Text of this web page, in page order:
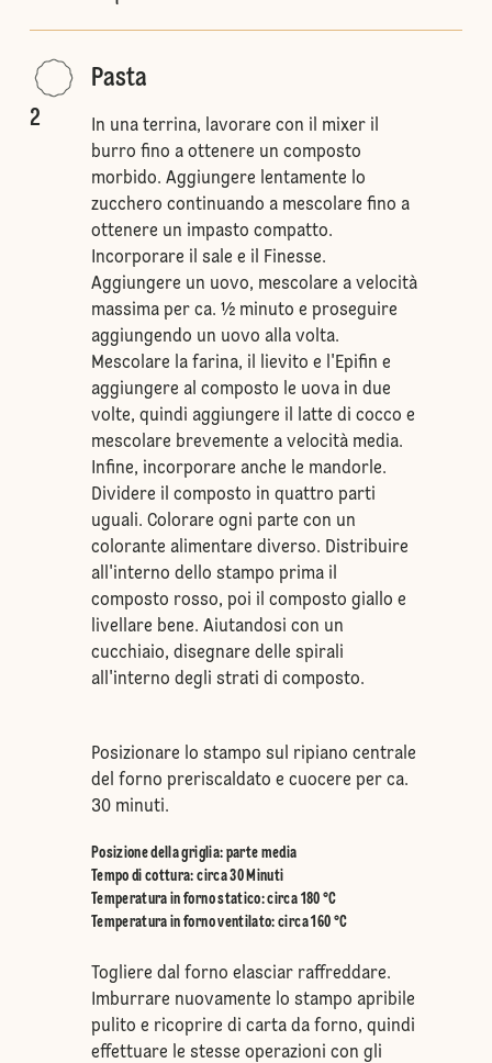
2
Pasta
In una terrina, lavorare con il mixer il
burro fino a ottenere un composto
morbido. Aggiungere lentamente lo
zucchero continuando a mescolare fino a
ottenere un impasto compatto.
Incorporare il sale e il Finesse.
Aggiungere un uovo, mescolare a velocità
massima per ca. ½ minuto e proseguire
aggiungendo un uovo alla volta.
Mescolare la farina, il lievito e l'Epifin e
aggiungere al composto le uova in due
volte, quindi aggiungere il latte di cocco e
mescolare brevemente a velocità media.
Infine, incorporare anche le mandorle.
Dividere il composto in quattro parti
uguali. Colorare ogni parte con un
colorante alimentare diverso. Distribuire
all'interno dello stampo prima il
composto rosso, poi il composto giallo e
livellare bene. Aiutandosi con un
cucchiaio, disegnare delle spirali
all'interno degli strati di composto.
Posizionare lo stampo sul ripiano centrale
del forno preriscaldato e cuocere per ca.
30 minuti.
Posizione della griglia: parte media
Tempo di cottura: circa 30 Minuti
Temperatura in forno statico:circa 180 °C
Temperatura in forno ventilato: circa 160 °C
Togliere dal forno elasciar raffreddare.
Imburrare nuovamente lo stampo apribile
pulito e ricoprire di carta da forno, quindi
effettuare le stesse operazioni con gli